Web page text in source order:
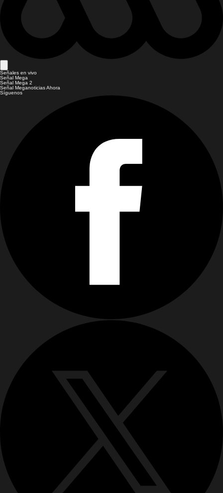
Señales en vivo
Señal Mega
Señal Mega 2
Señal Meganoticias Ahora
Síguenos